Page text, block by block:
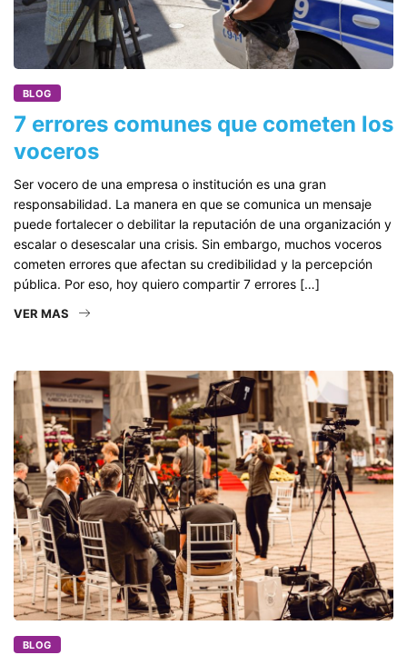
BLOG
7 errores comunes que cometen los
voceros
Ser vocero de una empresa o institución es una gran
responsabilidad. La manera en que se comunica un mensaje
puede fortalecer o debilitar la reputación de una organización y
escalar o desescalar una crisis. Sin embargo, muchos voceros
cometen errores que afectan su credibilidad y la percepción
pública. Por eso, hoy quiero compartir 7 errores […]
VER MAS
BLOG